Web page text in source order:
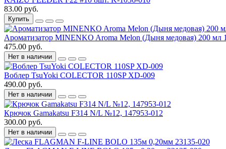
83.00 руб.
Купить
Ароматизатор MINENKO Aroma Melon (Дыня медовая) 200 мл
475.00 руб.
Нет в наличии
Воблер TsuYoki COLECTOR 110SP XD-009
490.00 руб.
Нет в наличии
Крючок Gamakatsu F314 N/L №12, 147953-012
300.00 руб.
Нет в наличии